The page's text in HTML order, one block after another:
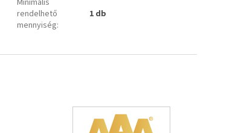
Minimális
rendelhető
mennyiség:
1 db